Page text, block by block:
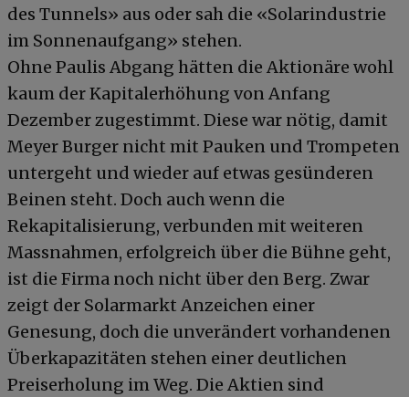
des Tunnels» aus oder sah die «Solarindustrie
im Sonnenaufgang» stehen.
Ohne Paulis Abgang hätten die Aktionäre wohl
kaum der Kapitalerhöhung von Anfang
Dezember zugestimmt. Diese war nötig, damit
Meyer Burger nicht mit Pauken und Trompeten
untergeht und wieder auf etwas gesünderen
Beinen steht. Doch auch wenn die
Rekapitalisierung, verbunden mit weiteren
Massnahmen, erfolgreich über die Bühne geht,
ist die Firma noch nicht über den Berg. Zwar
zeigt der Solarmarkt Anzeichen einer
Genesung, doch die unverändert vorhandenen
Überkapazitäten stehen einer deutlichen
Preiserholung im Weg. Die Aktien sind